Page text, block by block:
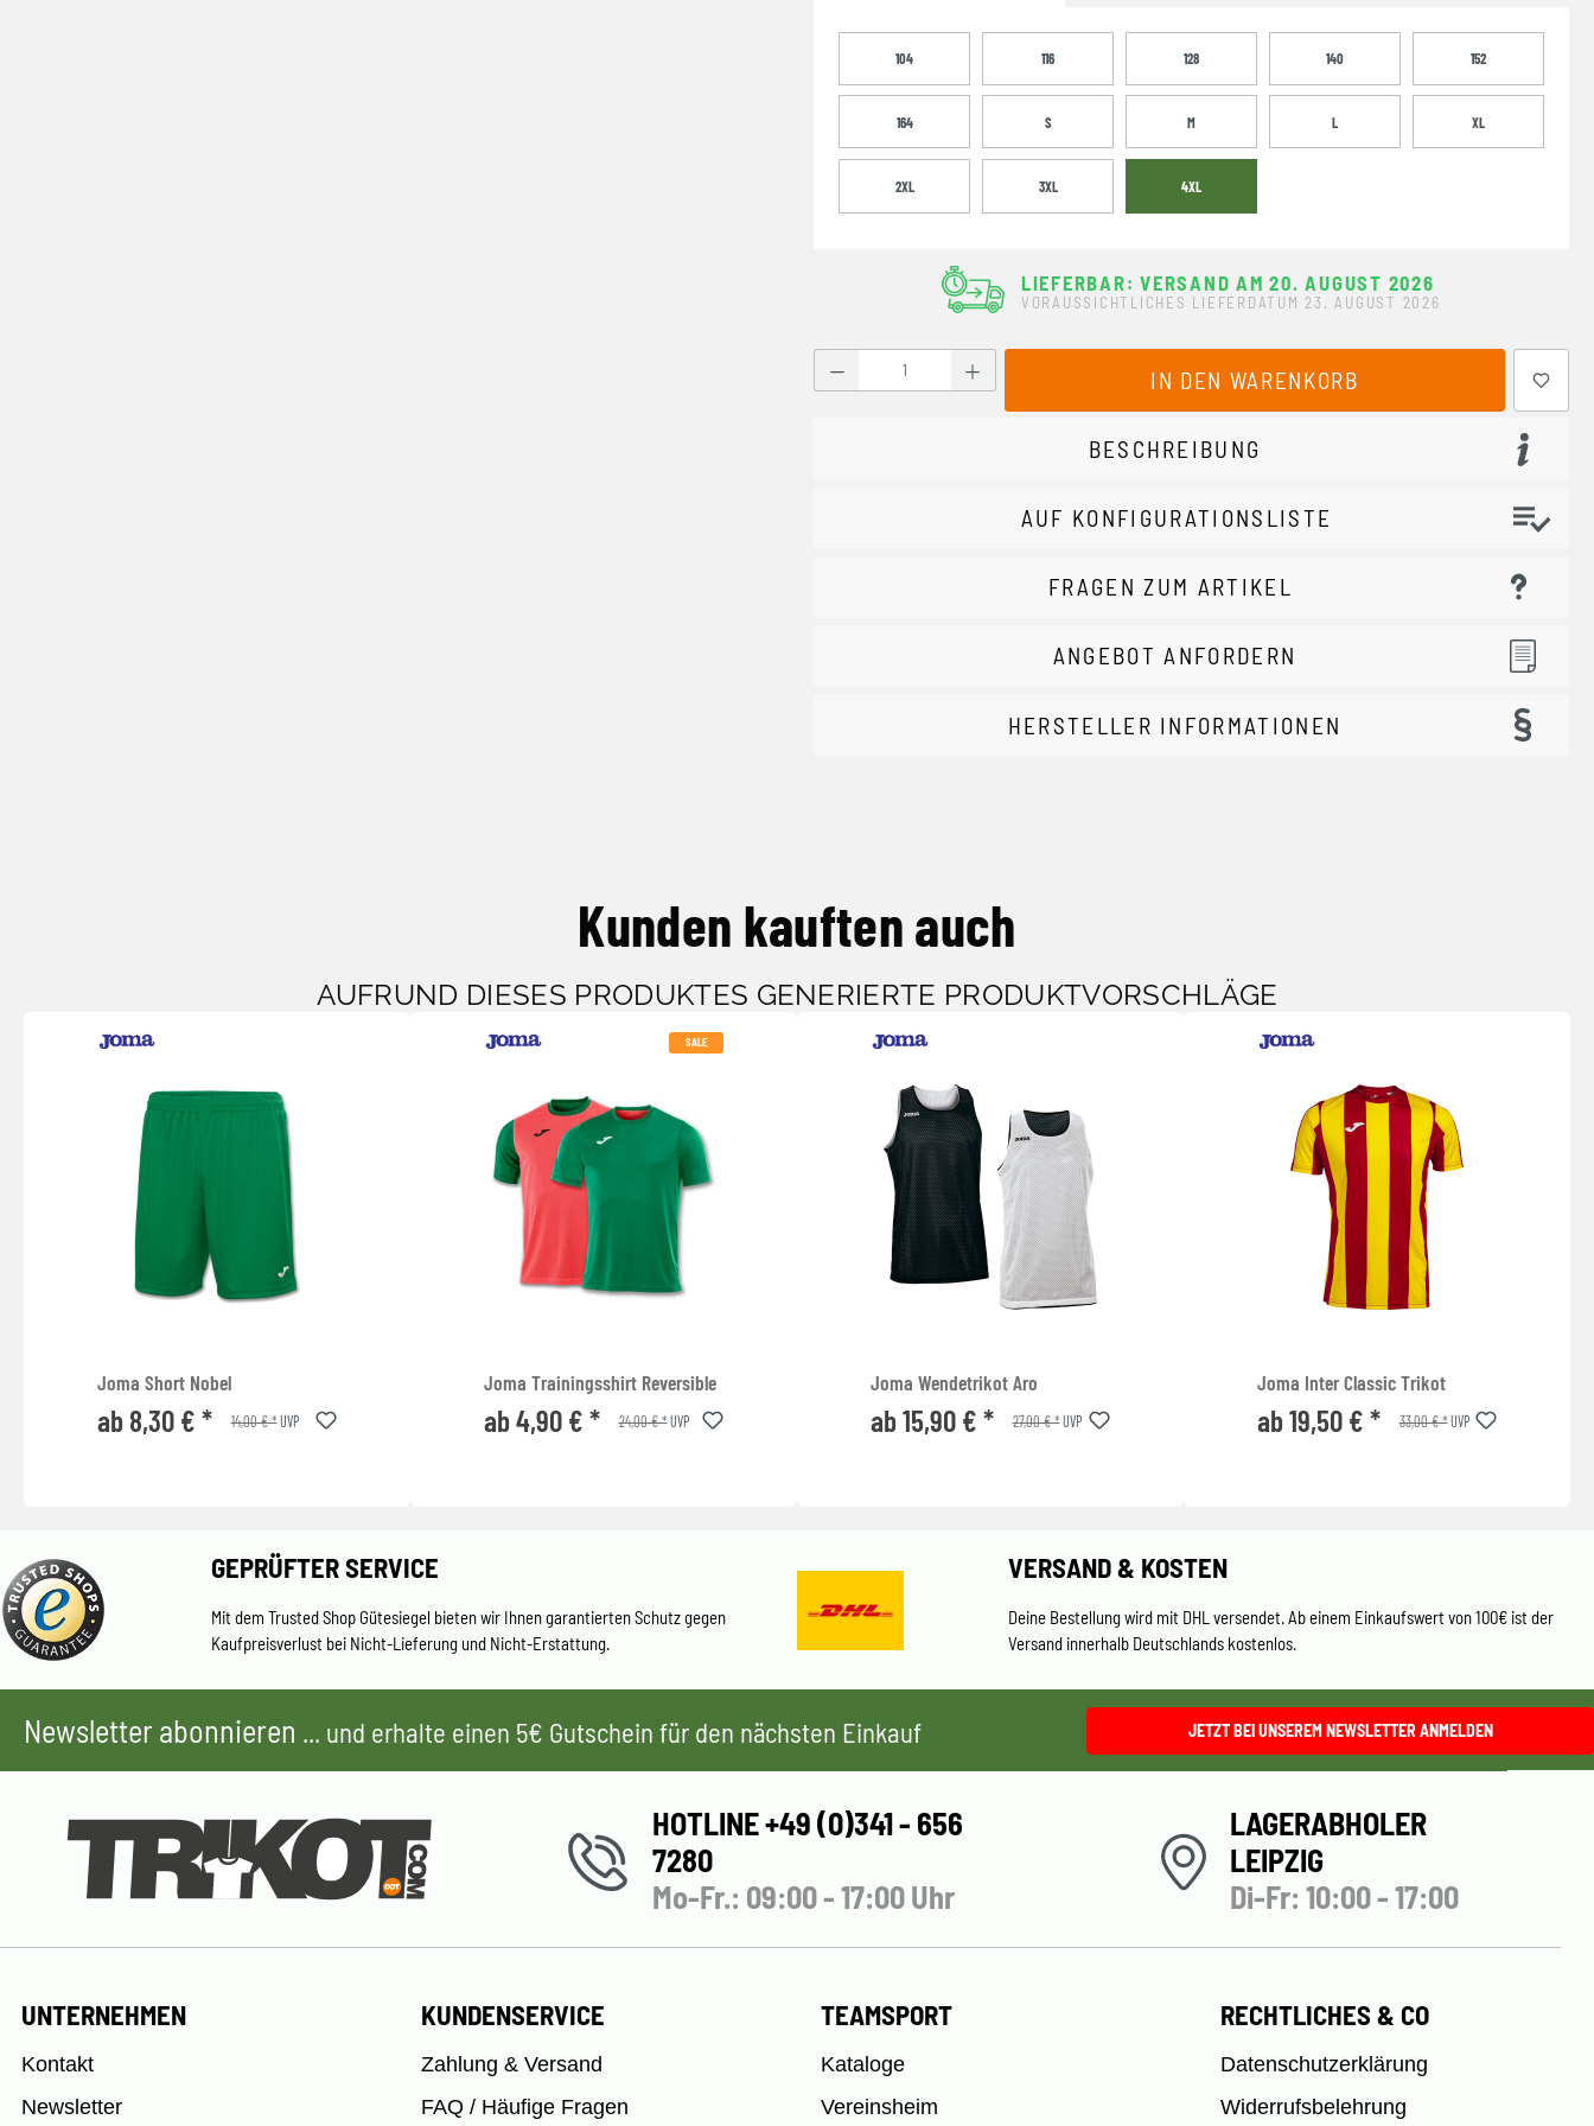
104 116 128 140 152
164 S M L XL
2XL 3XL 4XL
LIEFERBAR: VERSAND AM 20. AUGUST 2026
VORAUSSICHTLICHES LIEFERDATUM 23. AUGUST 2026
Produkt Anzahl: Gib den gewünschten Wert ein oder benutze die Schaltflächen
IN DEN WARENKORB
BESCHREIBUNG
AUF KONFIGURATIONSLISTE
FRAGEN ZUM ARTIKEL
ANGEBOT ANFORDERN
HERSTELLER INFORMATIONEN
Kunden kauften auch
AUFRUND DIESES PRODUKTES GENERIERTE PRODUKTVORSCHLÄGE
Joma Short Nobel
ab 8,30 € * 14,00 € *UVP
SALE
Joma Trainingsshirt Reversible
ab 4,90 € * 24,00 € *UVP
Joma Wendetrikot Aro
ab 15,90 € * 27,00 € *UVP
Joma Inter Classic Trikot
ab 19,50 € * 33,00 € *UVP
GEPRÜFTER SERVICE
Mit dem Trusted Shop Gütesiegel bieten wir Ihnen garantierten Schutz gegen
Kaufpreisverlust bei Nicht-Lieferung und Nicht-Erstattung.
VERSAND & KOSTEN
Deine Bestellung wird mit DHL versendet. Ab einem Einkaufswert von 100€ ist der
Versand innerhalb Deutschlands kostenlos.
Newsletter abonnieren ... und erhalte einen 5€ Gutschein für den nächsten Einkauf JETZT BEI UNSEREM NEWSLETTER ANMELDEN
HOTLINE +49 (0)341 - 656
7280
Mo-Fr.: 09:00 - 17:00 Uhr
LAGERABHOLER
LEIPZIG
Di-Fr: 10:00 - 17:00
UNTERNEHMEN
Kontakt
Newsletter
KUNDENSERVICE
Zahlung & Versand
FAQ / Häufige Fragen
TEAMSPORT
Kataloge
Vereinsheim
RECHTLICHES & CO
Datenschutzerklärung
Widerrufsbelehrung